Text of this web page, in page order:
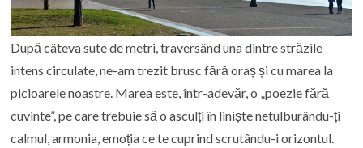
După câteva sute de metri, traversând una dintre străzile
intens circulate, ne-am trezit brusc fără oraș și cu marea la
picioarele noastre. Marea este, într-adevăr, o „poezie fără
cuvinte”, pe care trebuie să o asculți în liniște netulburându-ți
calmul, armonia, emoția ce te cuprind scrutându-i orizontul.